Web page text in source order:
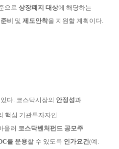
으 로 상장폐지 대상에 해당하는
비 및 제도안착을 지원할 계획이다.
다. 코스닥시장의 안정성과
핵심 기관투자자인
울러 코스닥벤처펀드 공모주
를 운용할 수 있도록 인가요건(예: